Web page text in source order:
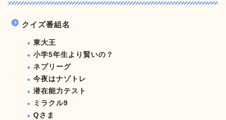
クイズ番組名
東大王
小学5年生より賢いの？
ネプリーグ
今夜はナゾトレ
潜在能力テスト
ミラクル9
Qさま